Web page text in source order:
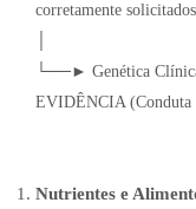
corretamente
└──► Genética
EVIDÊNCIA (Conduta
Nutrientes e